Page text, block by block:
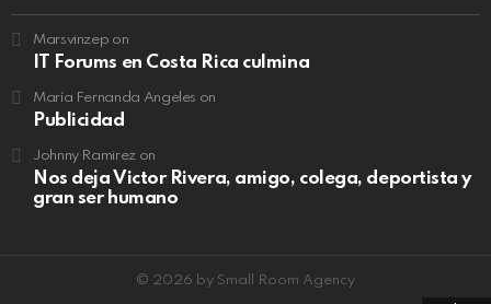
Marsvinzep on
IT Forums en Costa Rica culmina
María Fernanda Angeles on
Publicidad
Johnny Ramirezon
Nos deja Victor Rivera, amigo, colega, deportista y
gran ser humano
© 2026 by Small Room Agency